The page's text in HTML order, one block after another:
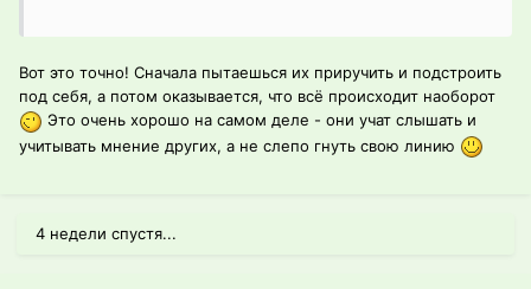
Вот это точно! Сначала пытаешься их приручить и подстроить
под себя, а потом оказывается, что всё происходит наоборот
Это очень хорошо на самом деле - они учат слышать и
учитывать мнение других, а не слепо гнуть свою линию
4 недели спустя...